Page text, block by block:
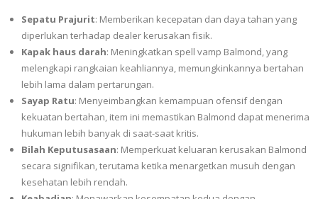
Sepatu Prajurit: Memberikan kecepatan dan daya tahan yang
diperlukan terhadap dealer kerusakan fisik.
Kapak haus darah: Meningkatkan spell vamp Balmond, yang
melengkapi rangkaian keahliannya, memungkinkannya bertahan
lebih lama dalam pertarungan.
Sayap Ratu: Menyeimbangkan kemampuan ofensif dengan
kekuatan bertahan, item ini memastikan Balmond dapat menerima
hukuman lebih banyak di saat-saat kritis.
Bilah Keputusasaan: Memperkuat keluaran kerusakan Balmond
secara signifikan, terutama ketika menargetkan musuh dengan
kesehatan lebih rendah.